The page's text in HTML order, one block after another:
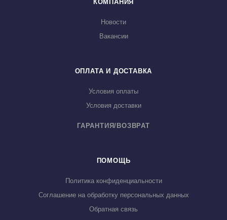
КОМПАНИЯ
Новости
Вакансии
ОПЛАТА И ДОСТАВКА
Условия оплаты
Условия доставки
ГАРАНТИЯ/ВОЗВРАТ
ПОМОЩЬ
Политика конфиденциальности
Соглашение на обработку персональных данных
Обратная связь